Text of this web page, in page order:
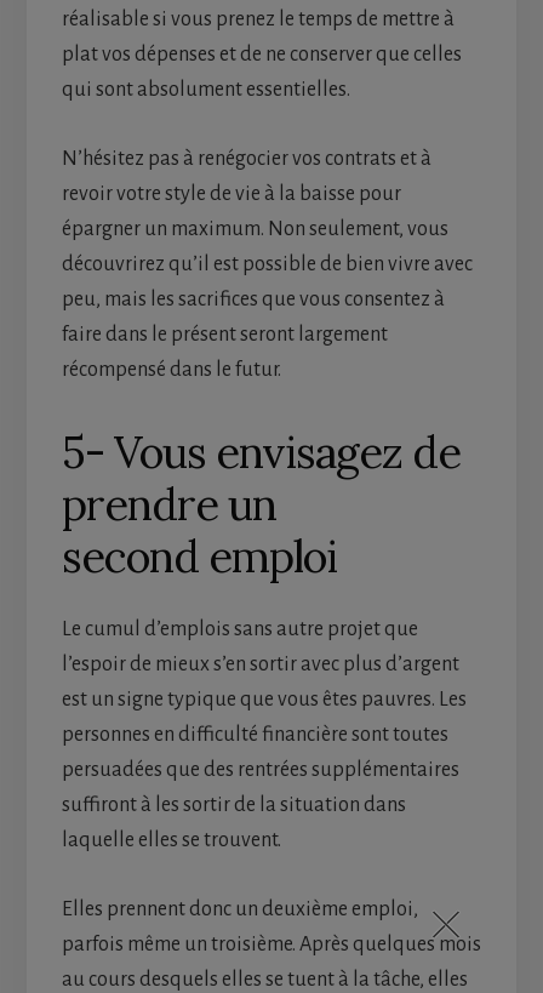
réalisable si vous prenez le temps de mettre à
plat vos dépenses et de ne conserver que celles
qui sont absolument essentielles.
N’hésitez pas à renégocier vos contrats et à
revoir votre style de vie à la baisse pour
épargner un maximum. Non seulement, vous
découvrirez qu’il est possible de bien vivre avec
peu, mais les sacrifices que vous consentez à
faire dans le présent seront largement
récompensé dans le futur.
5- Vous envisagez de
prendre un
second emploi
Le cumul d’emplois sans autre projet que
l’espoir de mieux s’en sortir avec plus d’argent
est un signe typique que vous êtes pauvres. Les
personnes en difficulté financière sont toutes
persuadées que des rentrées supplémentaires
suffiront à les sortir de la situation dans
laquelle elles se trouvent.
Elles prennent donc un deuxième emploi,
parfois même un troisième. Après quelques mois
au cours desquels elles se tuent à la tâche, elles